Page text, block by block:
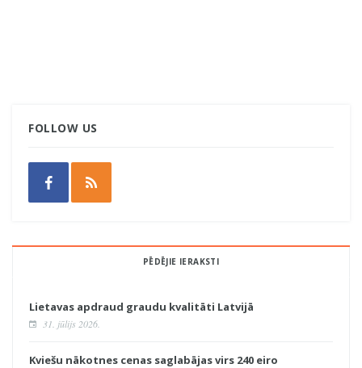
FOLLOW US
PĒDĒJIE IERAKSTI
Lietavas apdraud graudu kvalitāti Latvijā
31. jūlijs 2026.
Kviešu nākotnes cenas saglabājas virs 240 eiro